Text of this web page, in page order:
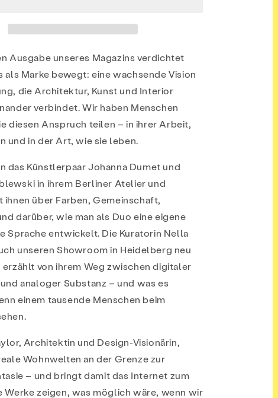
Ausgabe unseres Magazins verdichtet
als Marke bewegt: eine wachsende Vision
die Architektur, Kunst und Interior
verbindet. Wir haben Menschen
diesen Anspruch teilen – in ihrer Arbeit,
und in der Art, wie sie leben.
das Künstlerpaar Johanna Dumet und
in ihrem Berliner Atelier und
ihnen über Farben, Gemeinschaft,
darüber, wie man als Duo eine eigene
Sprache entwickelt. Die Kuratorin Nella
unseren Showroom in Heidelberg neu
von ihrem Weg zwischen digitaler
analoger Substanz – und was es
einem tausende Menschen beim
Architektin und Design-Visionärin,
Wohnwelten an der Grenze zur
– und bringt damit das Internet zum
Werke zeigen, was möglich wäre, wenn wir